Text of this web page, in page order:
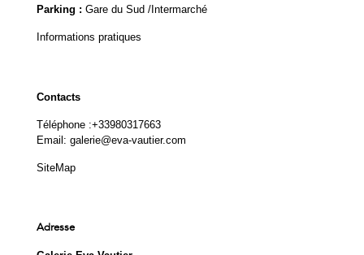
Parking : Gare du Sud /Intermarché
Informations pratiques
Contacts
Téléphone :+33980317663
Email: galerie@eva-vautier.com
SiteMap
Adresse